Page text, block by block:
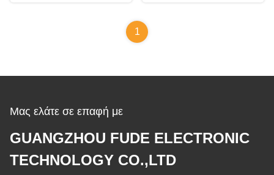
1
Μας ελάτε σε επαφή με
GUANGZHOU FUDE ELECTRONIC
TECHNOLOGY CO.,LTD